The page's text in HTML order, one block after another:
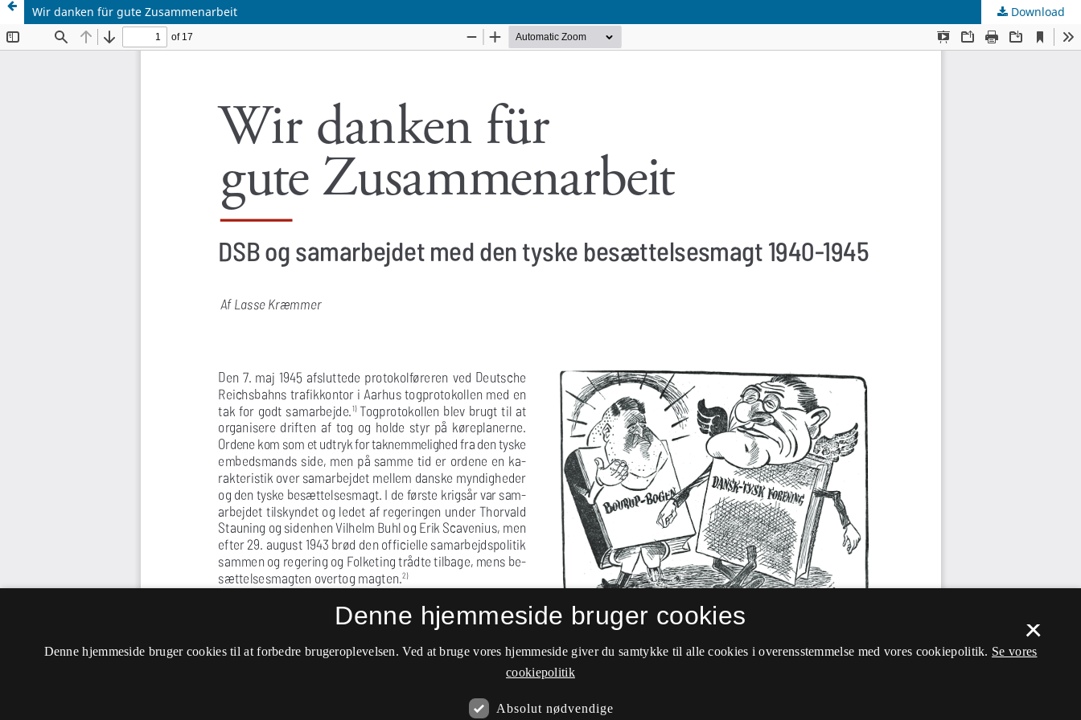
Wir danken für gute Zusammenarbeit Download
×
Denne hjemmeside bruger cookies
Denne hjemmeside bruger cookies til at forbedre brugeroplevelsen. Ved at bruge vores hjemmeside giver du samtykke til alle cookies i overensstemmelse med vores cookiepolitik. Se vores
cookiepolitik
Absolut nødvendige